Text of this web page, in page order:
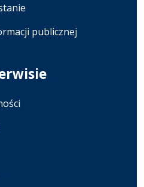
publicznej